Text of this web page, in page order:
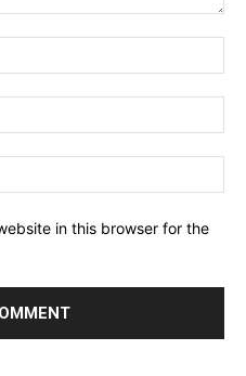
in this browser for the